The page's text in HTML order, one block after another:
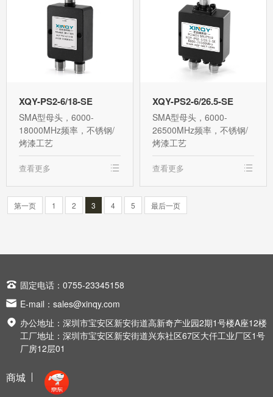
XQY-PS2-6/18-SE
SMA型母头，6000-
18000MHz频率，不锈钢/
烤漆工艺
查看更多
XQY-PS2-6/26.5-SE
SMA型母头，6000-
26500MHz频率，不锈钢/
烤漆工艺
查看更多
第一页 1 2 3 4 5 最后一页
 固定电话：0755-23345158
 E-mail： sales@xinqy.com
 办公地址：深圳市宝安区新安街道高新奇产业园2期1号楼A座12楼
工厂地址：深圳市宝安区新安街道兴东社区67区大仟工业厂区1号
厂房12层01
商城